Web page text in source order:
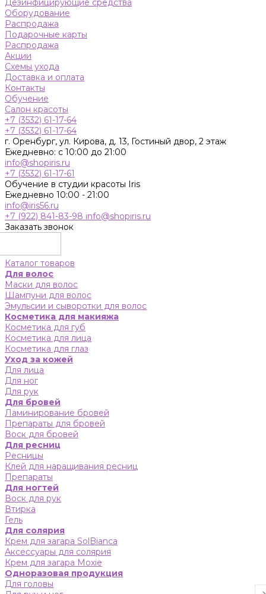
Дезинфицирующие средства
Оборудование
Распродажа
Подарочные карты
Распродажа
Акции
Схемы ухода
Доставка и оплата
Контакты
Обучение
Салон красоты
+7 (3532) 61-17-64
+7 (3532) 61-17-64
г. Оренбург, ул. Кирова, д. 13, Гостиный двор, 2 этаж
Ежедневно: с 10:00 до 21:00
info@shopiris.ru
+7 (3532) 61-17-61
Обучение в студии красоты Iris
Ежедневно 10:00 - 21:00
info@iris56.ru
+7 (922) 841-83-98 info@shopiris.ru
Заказать звонок
Каталог товаров
Для волос
Маски для волос
Шампуни для волос
Эмульсии и сыворотки для волос
Косметика для макияжа
Косметика для губ
Косметика для лица
Косметика для глаз
Уход за кожей
Для лица
Для ног
Для рук
Для бровей
Ламинирование бровей
Препараты для бровей
Воск для бровей
Для ресниц
Ресницы
Клей для наращивания ресниц
Препараты
Для ногтей
Воск для рук
Втирка
Гель
Для солярия
Крем для загара SolBianca
Аксессуары для солярия
Крем для загара Moxie
Одноразовая продукция
Для головы